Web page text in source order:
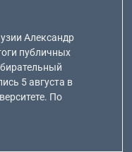
Александр
публичных
5 августа в
По